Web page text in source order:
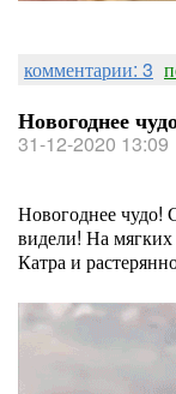
комментарии: 3
Новогоднее
31-12-2020 13:09
Новогоднее чудо!
видели! На мягких
Катра и